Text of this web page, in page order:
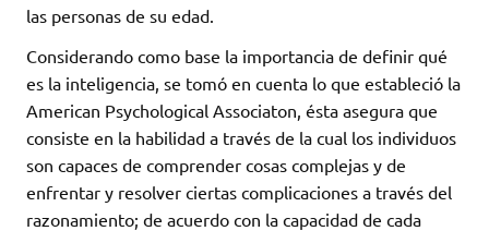
las personas de su edad.
Considerando como base la importancia de definir qué
es la inteligencia, se tomó en cuenta lo que estableció la
American Psychological Associaton, ésta asegura que
consiste en la habilidad a través de la cual los individuos
son capaces de comprender cosas complejas y de
enfrentar y resolver ciertas complicaciones a través del
razonamiento; de acuerdo con la capacidad de cada